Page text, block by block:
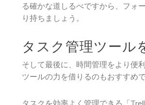
る確かな道しるべですから、フォ
り持ちましょう。
タスク管理ツール
そして最後に、時間管理をより便
ツールの力を借りるのもおすすめで
タスクを効率よく管理できる「